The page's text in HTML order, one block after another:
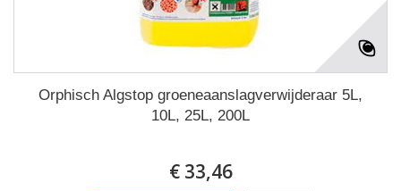
Orphisch Algstop groeneaanslagverwijderaar 5L,
10L, 25L, 200L
€ 33,46